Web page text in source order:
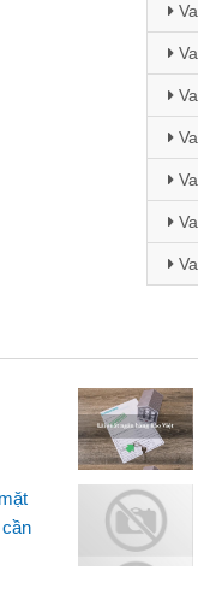
- Sinh viên
biết đến thông qua
nên cần đóng tiền
tục nhanh gọn nên tôi